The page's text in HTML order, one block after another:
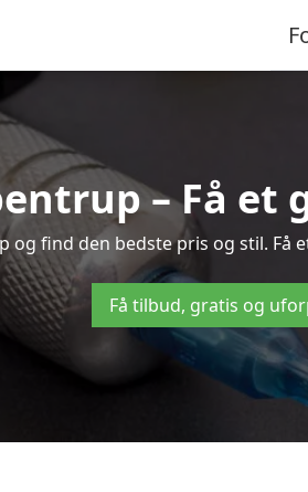
– Få
og find den bedste pris og stil.
Få tilbud, gratis og